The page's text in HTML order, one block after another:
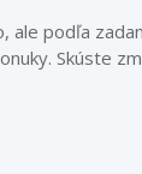
ale podľa
Skúste